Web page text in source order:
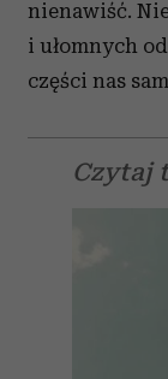
nienawiść.
i ułomnych
części nas
Czytaj